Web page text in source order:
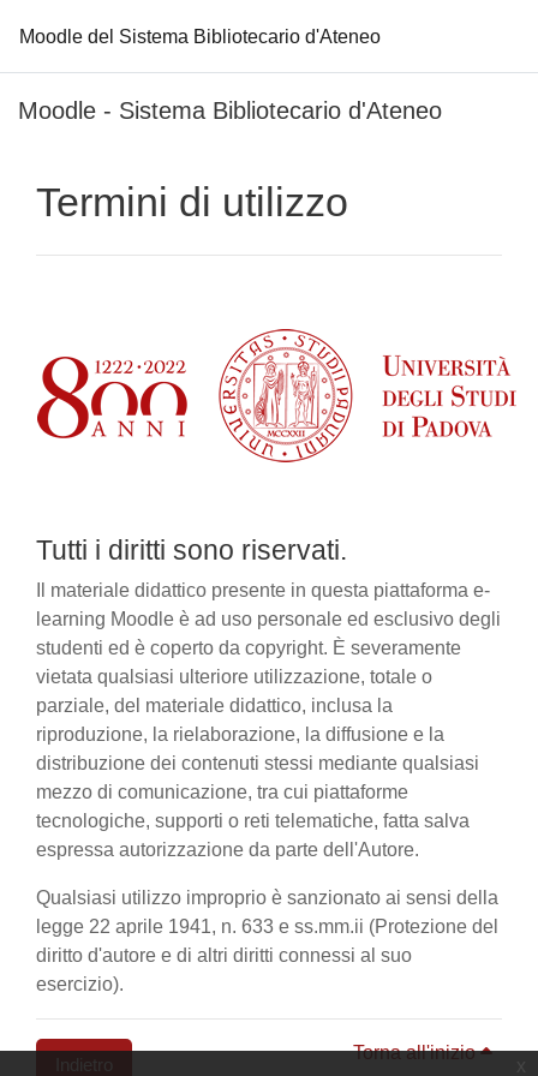
Moodle del Sistema Bibliotecario d'Ateneo
Moodle - Sistema Bibliotecario d'Ateneo
Termini di utilizzo
Tutti i diritti sono riservati.
Il materiale didattico presente in questa piattaforma e-
learning Moodle è ad uso personale ed esclusivo degli
studenti ed è coperto da copyright. È severamente
vietata qualsiasi ulteriore utilizzazione, totale o
parziale, del materiale didattico, inclusa la
riproduzione, la rielaborazione, la diffusione e la
distribuzione dei contenuti stessi mediante qualsiasi
mezzo di comunicazione, tra cui piattaforme
tecnologiche, supporti o reti telematiche, fatta salva
espressa autorizzazione da parte dell'Autore.
Qualsiasi utilizzo improprio è sanzionato ai sensi della
legge 22 aprile 1941, n. 633 e ss.mm.ii (Protezione del
diritto d'autore e di altri diritti connessi al suo
esercizio).
Torna all'inizio